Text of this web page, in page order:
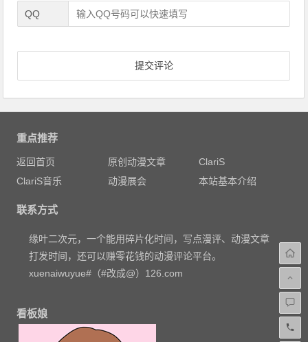
QQ
重点推荐
返回首页 原创动漫文章
ClariS
ClariS音乐
动漫展会 本站基本介绍
联系方式
缘叶二次元，一个能用碎片化时间，写点漫评、动漫文章
打发时间，还可以赚零花钱的动漫评论平台。
xuenaiwuyue#（#改成@）126.com
看板娘